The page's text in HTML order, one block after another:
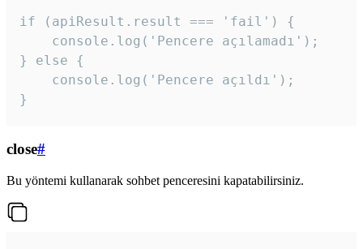
if (apiResult.result === 'fail') {
    console.log('Pencere açılamadı');
} else {
    console.log('Pencere açıldı');
}
close#
Bu yöntemi kullanarak sohbet penceresini kapatabilirsiniz.